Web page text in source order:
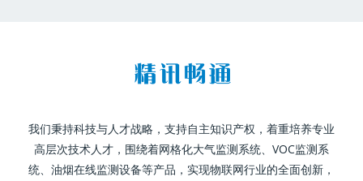
我们秉持科技与人才战略，支持自主知识产权，着重培养专业
高层次技术人才，围绕着网格化大气监测系统、VOC监测系
统、油烟在线监测设备等产品，实现物联网行业的全面创新，